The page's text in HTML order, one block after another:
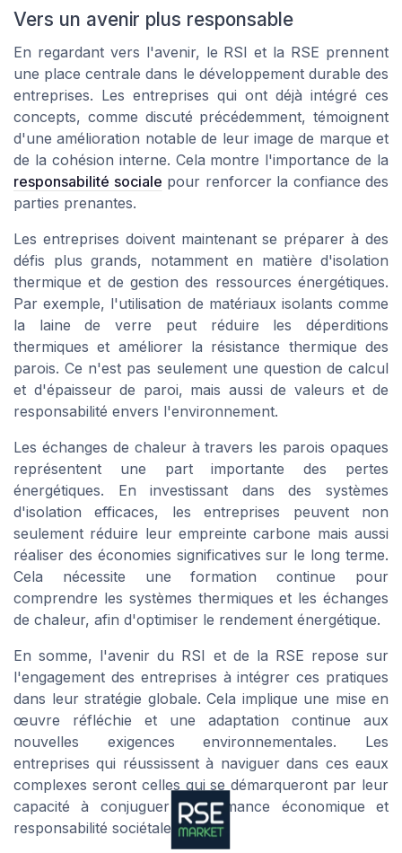
Vers un avenir plus responsable
En regardant vers l'avenir, le RSI et la RSE prennent
une place centrale dans le développement durable des
entreprises. Les entreprises qui ont déjà intégré ces
concepts, comme discuté précédemment, témoignent
d'une amélioration notable de leur image de marque et
de la cohésion interne. Cela montre l'importance de la
responsabilité sociale pour renforcer la confiance des
parties prenantes.
Les entreprises doivent maintenant se préparer à des
défis plus grands, notamment en matière d'isolation
thermique et de gestion des ressources énergétiques.
Par exemple, l'utilisation de matériaux isolants comme
la laine de verre peut réduire les déperditions
thermiques et améliorer la résistance thermique des
parois. Ce n'est pas seulement une question de calcul
et d'épaisseur de paroi, mais aussi de valeurs et de
responsabilité envers l'environnement.
Les échanges de chaleur à travers les parois opaques
représentent une part importante des pertes
énergétiques. En investissant dans des systèmes
d'isolation efficaces, les entreprises peuvent non
seulement réduire leur empreinte carbone mais aussi
réaliser des économies significatives sur le long terme.
Cela nécessite une formation continue pour
comprendre les systèmes thermiques et les échanges
de chaleur, afin d'optimiser le rendement énergétique.
En somme, l'avenir du RSI et de la RSE repose sur
l'engagement des entreprises à intégrer ces pratiques
dans leur stratégie globale. Cela implique une mise en
œuvre réfléchie et une adaptation continue aux
nouvelles exigences environnementales. Les
entreprises qui réussissent à naviguer dans ces eaux
complexes seront celles qui se démarqueront par leur
capacité à conjuguer performance économique et
responsabilité sociétale.